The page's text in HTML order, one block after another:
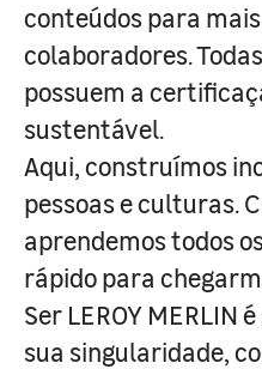
conteúdos para
colaboradores.
possuem a
sustentável.
Aqui, construímos
pessoas e culturas.
aprendemos todos
rápido para
Ser LEROY MERLIN
sua singularidade,